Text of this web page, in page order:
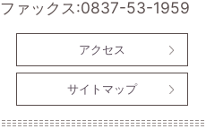
ファックス:0837-53-1959
アクセス
サイトマップ